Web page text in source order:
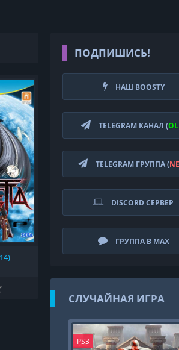
ПОДПИШИСЬ!
НАШ BOOSTY
TELEGRAM КАНАЛ (
TELEGRAM ГРУППА (
DISCORD СЕРВЕР
ГРУППА В MAX
СЛУЧАЙНАЯ ИГРА
PS3